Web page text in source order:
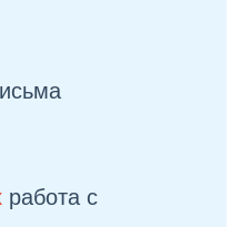
работа с